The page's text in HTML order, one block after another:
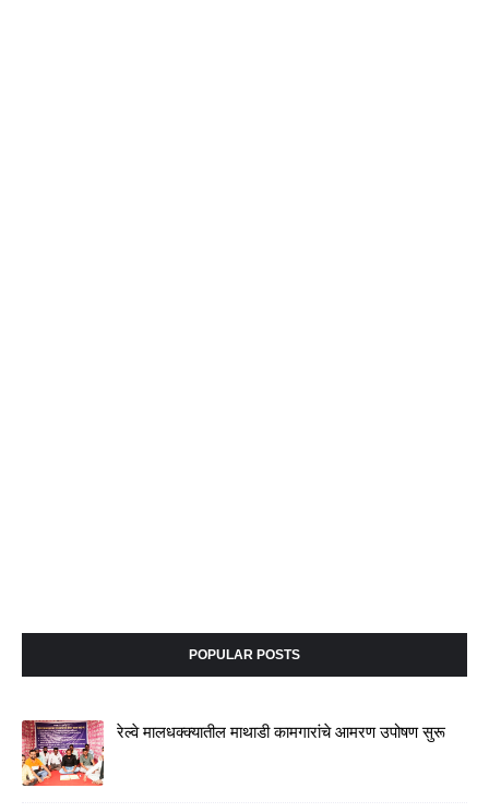
POPULAR POSTS
रेल्वे मालधक्क्यातील माथाडी कामगारांचे आमरण उपोषण सुरू